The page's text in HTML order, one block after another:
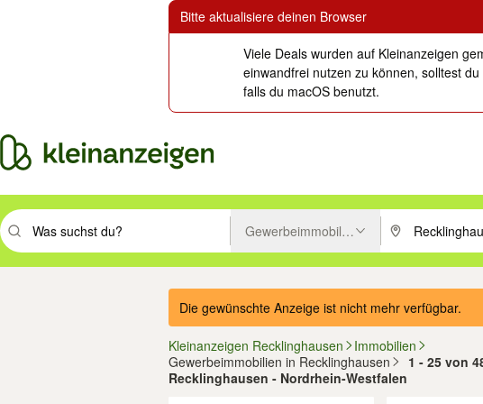
Bitte aktualisiere deinen Browser
Viele Deals wurden auf Kleinanzeigen
einwandfrei nutzen zu können, solltest
falls du macOS benutzt.
Suchbegriff eingeben. Eingabetaste drücken um zu suchen, oder Vorschläge mit
Gewerbeimmobilien PLZ oder Ort
Die gewünschte Anzeige ist nicht mehr verfügbar.
Kleinanzeigen Recklinghausen
Immobilien
Gewerbeimmobilien in Recklinghausen
1 - 25 von
Recklinghausen - Nordrhein-Westfalen